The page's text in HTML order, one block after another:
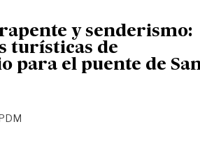
y senderismo:
turísticas de
para el puente de